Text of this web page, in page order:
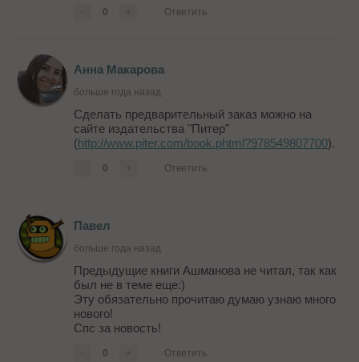
0 Ответить
Анна Макарова
больше года назад
Сделать предварительный заказ можно на
сайте издательства "Питер"
(http://www.piter.com/book.phtml?978549807700).
0 Ответить
Павел
больше года назад
Предыдущие книги Ашманова не читал, так как
был не в теме еще:)
Эту обязательно прочитаю думаю узнаю много
нового!
Спс за новость!
0 Ответить